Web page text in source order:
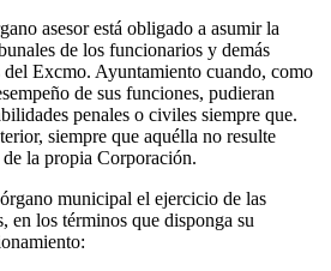
asesor está obligado a asumir la
de los funcionarios y demás
del Excmo. Ayuntamiento cuando, como
de sus funciones, pudieran
penales o civiles siempre que.
siempre que aquélla no resulte
la propia Corporación.
municipal el ejercicio de las
en los términos que disponga su